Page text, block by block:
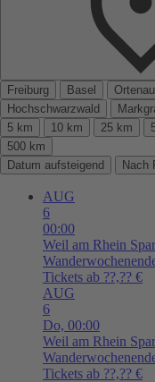
Freiburg
Basel Ortenau
Hochschwarzwald
5 km
10 km 25 km
500 km
Datum aufsteigend
Nach
AUG
6
00:00
Weil am Rhein
Tickets ab ??,?? €
AUG
6
Do, 00:00
Weil am Rhein
Tickets ab ??,?? €